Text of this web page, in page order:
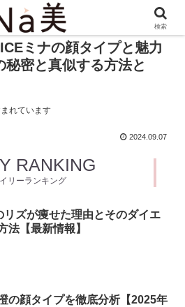
ミナの顔タイプと魅力
秘密と真似する方法と
れています
2024.09.07
RANKING
リーランキング
リズが痩せた理由とそのダイエ
法【最新情報】
の顔タイプを徹底分析【2025年
検索